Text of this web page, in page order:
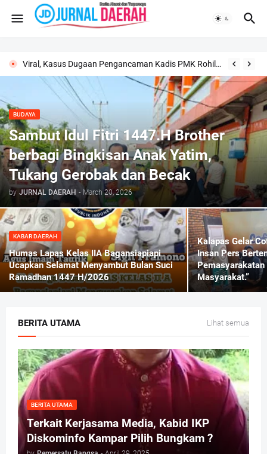
Viral, Kasus Dugaan Pengancaman Kadis PMK Rohil Ke Mahasiswa Berujung Laporan Ke Polisi
BUDAYA
Sambut Idul Fitri 1447.H Brother
berbagi Bingkisan Anak Yatim,
Tukang Gerobak dan Becak
by JURNAL DAERAH - March 20, 2026
KABAR DAERAH
Humas Lapas Kelas IIA Bagansiapiapi
Ucapkan Selamat Menyambut Bulan Suci
Ramadhan 1447 H/2026
Kalapas Gelar
Insan Pers
Masyarakat.”
BERITA UTAMA Lihat semua
BERITA UTAMA
Terkait Kerjasama Media, Kabid IKP
Diskominfo Kampar Pilih Bungkam ?